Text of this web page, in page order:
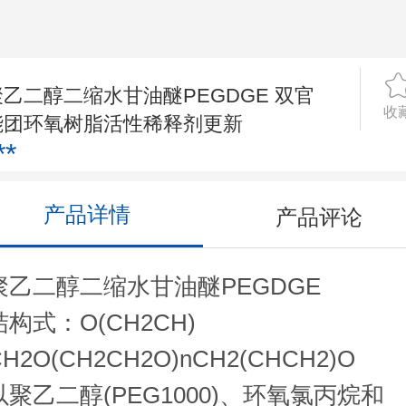
二醇二缩水甘油醚PEGDGE 双官
环氧树脂活性稀释剂更新
收
产品详情 产品评论
乙二醇二缩水甘油醚PEGDGE
构式：O(CH2CH)
聚乙二醇(PEG1000)、环氧氯丙烷和